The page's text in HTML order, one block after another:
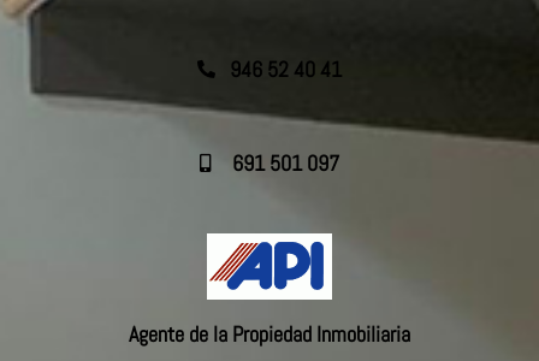
946 52 40 41
691 501 097
Agente de la Propiedad Inmobiliaria